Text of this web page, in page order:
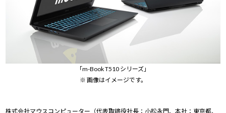
「m-Book T510 シリーズ」
※ 画像はイメージです。
株式会社マウスコンピューター（代表取締役社長：小松永門、本社：東京都、